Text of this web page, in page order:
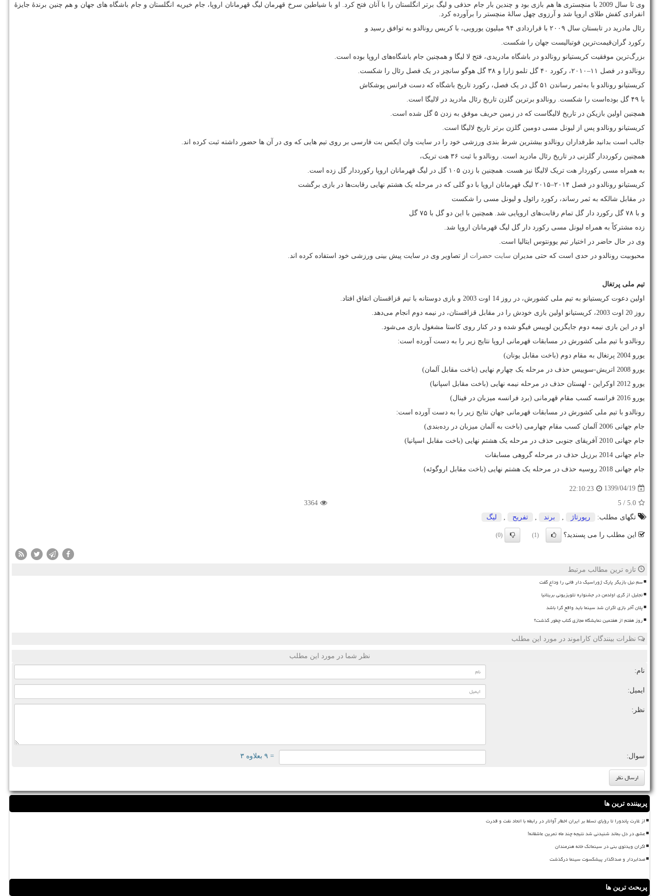
وی تا سال 2009 با منچستری ها هم بازی بود و چندین بار جام حذفی و لیگ برتر انگلستان را با آنان فتح کرد. او با شیاطین سرخ قهرمان لیگ قهرمانان اروپا، جام خیریه انگلستان و جام باشگاه های جهان و هم چنین برندهٔ جایزهٔ
انفرادی کفش طلای اروپا شد و آرزوی چهل سالهٔ منچستر را برآورده کرد.
رئال مادرید در تابستان سال ۲۰۰۹ با قراردادی ۹۴ میلیون یورویی، با کریس رونالدو به توافق رسید و
رکورد گران‌قیمت‌ترین فوتبالیست جهان را شکست.
بزرگ‌ترین موفقیت کریستیانو رونالدو در باشگاه مادریدی، فتح لا لیگا و همچنین جام باشگاه‌های اروپا بوده است.
رونالدو در فصل ۱۱–۲۰۱۰، رکورد ۴۰ گل تلمو زارا و ۳۸ گل هوگو سانچز در یک فصل رئال را شکست.
کریستیانو رونالدو با به‌ثمر رساندن ۵۱ گل در یک فصل، رکورد تاریخ باشگاه که دست فرانس پوشکاش
با ۴۹ گل بوده‌است را شکست. رونالدو برترین گلزن تاریخ رئال مادرید در لالیگا است.
همچنین اولین بازیکن در تاریخ لالیگاست که در زمین حریف موفق به زدن ۵ گل شده است.
کریستیانو رونالدو پس از لیونل مسی دومین گلزن برتر تاریخ لالیگا است.
جالب است بدانید طرفداران رونالدو بیشترین شرط بندی ورزشی خود را در سایت وان ایکس بت فارسی بر روی تیم هایی که وی در آن ها حضور داشته ثبت کرده اند.
همچنین رکورددار گلزنی در تاریخ رئال مادرید است. رونالدو با ثبت ۳۶ هت تریک،
به همراه مسی رکوردار هت تریک لالیگا نیز هست. همچنین با زدن ۱۰۵ گل در لیگ قهرمانان اروپا رکورددار گل زده است.
کریستیانو رونالدو در فصل ۲۰۱۴–۲۰۱۵ لیگ قهرمانان اروپا با دو گلی که در مرحله یک هشتم نهایی رقابت‌ها در بازی برگشت
در مقابل شالکه به ثمر رساند، رکورد رائول و لیونل مسی را شکست
و با ۷۸ گل رکورد دار گل تمام رقابت‌های اروپایی شد. همچنین با این دو گل با ۷۵ گل
زده مشترکاً به همراه لیونل مسی رکورد دار گل لیگ قهرمانان اروپا شد.
وی در حال حاضر در اختیار تیم یوونتوس ایتالیا است.
محبوبیت رونالدو در حدی است که حتی مدیران سایت حضرات از تصاویر وی در سایت پیش بینی ورزشی خود استفاده کرده اند.
تیم ملی پرتغال
اولین دعوت کریستیانو به تیم ملی کشورش، در روز 14 اوت 2003 و بازی دوستانه با تیم قزاقستان اتفاق افتاد.
روز 20 اوت 2003، کریستیانو اولین بازی خودش را در مقابل قزاقستان، در نیمه دوم انجام می‌دهد.
او در این بازی نیمه دوم جایگزین لوییس فیگو شده و در کنار روی کاستا مشغول بازی می‌شود.
رونالدو با تیم ملی کشورش در مسابقات قهرمانی اروپا نتایج زیر را به دست آورده است:
یورو 2004 پرتغال به مقام دوم (باخت مقابل یونان)
یورو 2008 اتریش-سوییس حذف در مرحله یک چهارم نهایی (باخت مقابل آلمان)
یورو 2012 اوکراین - لهستان حذف در مرحله نیمه نهایی (باخت مقابل اسپانیا)
یورو 2016 فرانسه کسب مقام قهرمانی (برد فرانسه میزبان در فینال)
رونالدو با تیم ملی کشورش در مسابقات قهرمانی جهان نتایج زیر را به دست آورده است:
جام جهانی 2006 آلمان کسب مقام چهارمی (باخت به آلمان میزبان در رده‌بندی)
جام جهانی 2010 آفریقای جنوبی حذف در مرحله یک هشتم نهایی (باخت مقابل اسپانیا)
جام جهانی 2014 برزیل حذف در مرحله گروهی مسابقات
جام جهانی 2018 روسیه حذف در مرحله یک هشتم نهایی (باخت مقابل اروگوئه)
1399/04/19
22:10:23
5.0
/ 5
3364
تگهای مطلب:
رپورتاژ برند تفریح لیگ
این مطلب را می پسندید؟ (1)
(0)
تازه ترین مطالب مرتبط
سم نیل بازیگر پارک ژوراسیک دار فانی را وداع گفت
تجلیل از گری اولدمن در جشنواره تلویزیونی بریتانیا
پلان آخر بازی اکران شد سینما باید واقع گرا باشد
روز هفتم از هفتمین نمایشگاه مجازی کتاب چطور گذشت؟
نظرات بینندگان کاراموند در مورد این مطلب
نظر شما در مورد این مطلب
نام:
ایمیل:
نظر:
سوال: = ۹ بعلاوه ۳
پربیننده ترین ها
از غارت پاندورا تا رؤیای تسلط بر ایران اخطار آواتار در رابطه با اتحاد نفت و قدرت
عشق در دل بماند شنیدنی شد نتیجه چند ماه تمرین عاشقانه!
اکران ویدئوی بنی در سینماتک خانه هنرمندان
صدابردار و صداگذار پیشکسوت سینما درگذشت
پربحث ترین ها